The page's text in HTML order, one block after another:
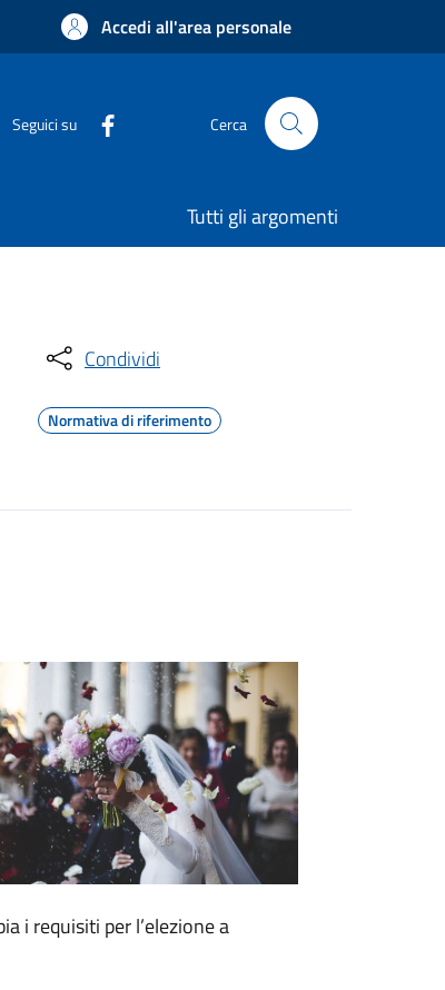
Accedi all'area personale
Seguici su Cerca
Tutti gli argomenti
Condividi
Normativa di riferimento
i requisiti per l’elezione a